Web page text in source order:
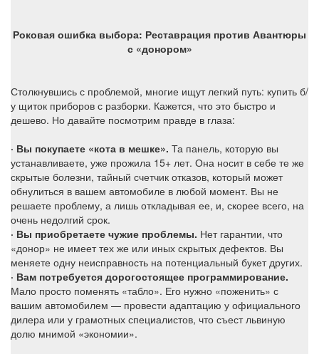
Роковая ошибка выбора: Реставрация против Авантюры
с «донором»
Столкнувшись с проблемой, многие ищут легкий путь: купить б/
у щиток приборов с разборки. Кажется, что это быстро и
дешево. Но давайте посмотрим правде в глаза:
· Вы покупаете «кота в мешке». Та панель, которую вы
устанавливаете, уже прожила 15+ лет. Она носит в себе те же
скрытые болезни, тайный счетчик отказов, который может
обнулиться в вашем автомобиле в любой момент. Вы не
решаете проблему, а лишь откладывая ее, и, скорее всего, на
очень недолгий срок.
· Вы приобретаете чужие проблемы. Нет гарантии, что
«донор» не имеет тех же или иных скрытых дефектов. Вы
меняете одну неисправность на потенциальный букет других.
· Вам потребуется дорогостоящее программирование.
Мало просто поменять «табло». Его нужно «поженить» с
вашим автомобилем — провести адаптацию у официального
дилера или у грамотных специалистов, что съест львиную
долю мнимой «экономии».